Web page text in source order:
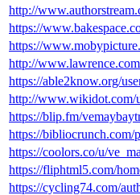
http://
https://
https://
http://
https://able2know.org/
http://www.wikidot.com/
https://blip.fm/
https://bibliocrunch.com/
https://coolors.co/u/
https://fliphtml5.com/
https://cycling74.com/